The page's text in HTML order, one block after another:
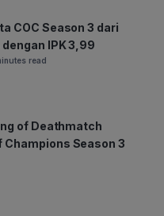
COC Season 3 dari
IPK 3,99
read
of Deathmatch
Champions Season 3